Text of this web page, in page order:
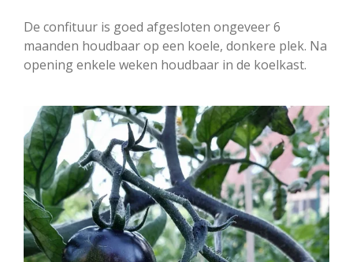
De confituur is goed afgesloten ongeveer 6
maanden houdbaar op een koele, donkere plek. Na
opening enkele weken houdbaar in de koelkast.